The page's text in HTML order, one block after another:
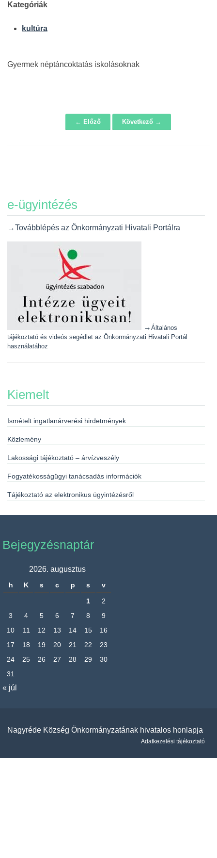
Kategóriák
kultúra
Gyermek néptáncoktatás iskolásoknak
← Előző Következő →
e-ügyintézés
→Továbblépés az Önkormányzati Hivatali Portálra
→ Általános
tájékoztató és videós segédlet az Önkormányzati Hivatali Portál
használatához
Kiemelt
Ismételt ingatlanárverési hirdetmények
Közlemény
Lakossági tájékoztató – árvízveszély
Fogyatékosságügyi tanácsadás információk
Tájékoztató az elektronikus ügyintézésről
Bejegyzésnaptár
2026. augusztus
h K s c p s v
1
2
3
4 5 6 7 8
9
10
11 12 13 14 15
16
17
18 19 20 21 22
23
24
25 26 27 28 29
30
31
« júl
Nagyréde Község Önkormányzatának hivatalos honlapja
Adatkezelési tájékoztató